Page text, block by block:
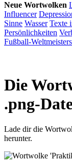
Neue Wortwolken
Influencer
Sinne Wasser Texte
Persönlichkeiten
Fußball-
Die
.png-
Lade dir die
herunter.